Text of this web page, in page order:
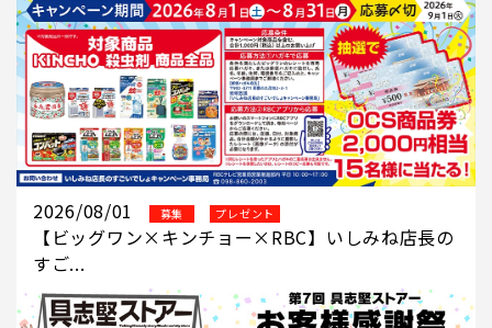
2026/08/01 募集 プレゼント
【ビッグワン×キンチョー×RBC】いしみね店長の
すご...